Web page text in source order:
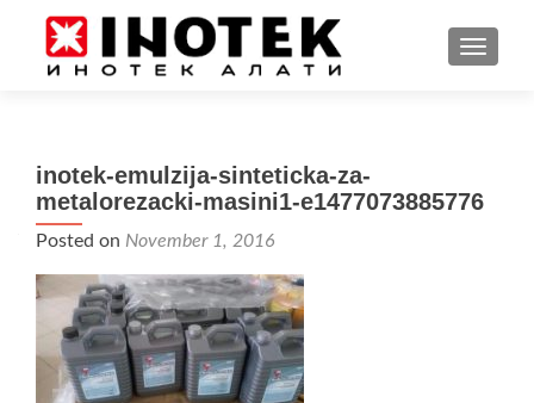
inotek-emulzija-sinteticka-za-
metalorezacki-masini1-e1477073885776
Posted on November 1, 2016